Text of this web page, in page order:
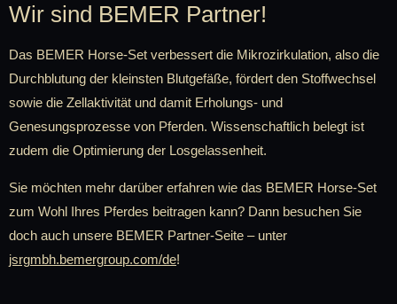
Wir sind BEMER Partner!
Das BEMER Horse-Set verbessert die Mikrozirkulation, also die
Durchblutung der kleinsten Blutgefäße, fördert den Stoffwechsel
sowie die Zellaktivität und damit Erholungs- und
Genesungsprozesse von Pferden. Wissenschaftlich belegt ist
zudem die Optimierung der Losgelassenheit.
Sie möchten mehr darüber erfahren wie das BEMER Horse-Set
zum Wohl Ihres Pferdes beitragen kann? Dann besuchen Sie
doch auch unsere BEMER Partner-Seite – unter
jsrgmbh.bemergroup.com/de!